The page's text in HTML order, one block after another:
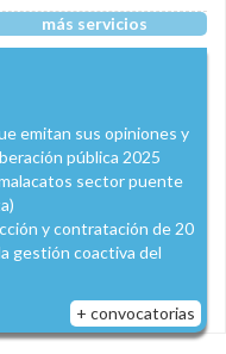
más servicios
emitan sus opiniones y
pública 2025
sector puente
y contratación de 20
gestión coactiva del
+ convocatorias